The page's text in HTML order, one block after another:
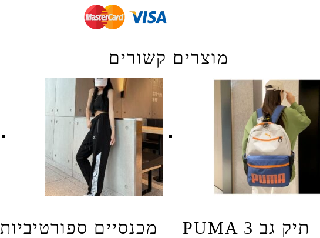
מוצרים קשורים
תיק גב PUMA 3
מכנסיים ספורטיביות